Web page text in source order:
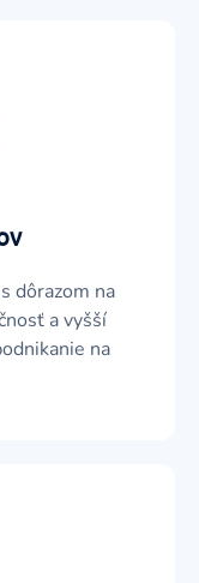
dôrazom na
a vyšší
na